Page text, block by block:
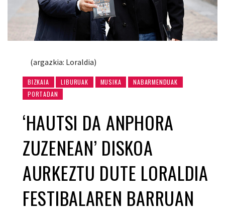
(argazkia: Loraldia)
BIZKAIA LIBURUAK MUSIKA
NABARMENDUAK
PORTADAN
‘HAUTSI DA ANPHORA
ZUZENEAN’ DISKOA
AURKEZTU DUTE LORALDIA
FESTIBALAREN BARRUAN